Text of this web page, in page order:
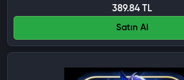
389.84 TL
Satın Al